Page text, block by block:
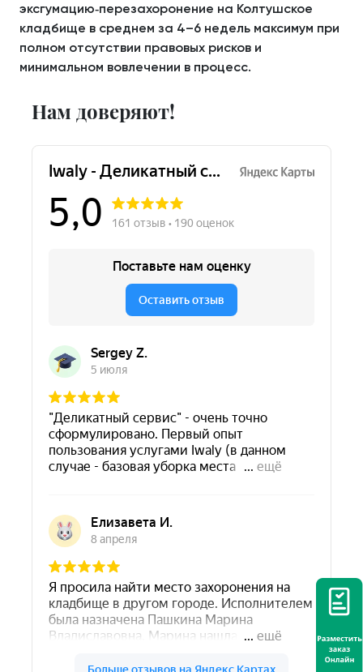
эксгумацию‑перезахоронение на Колтушское
кладбище в среднем за 4–6 недель максимум при
полном отсутствии правовых рисков и
минимальном вовлечении в процесс.
Нам доверяют!